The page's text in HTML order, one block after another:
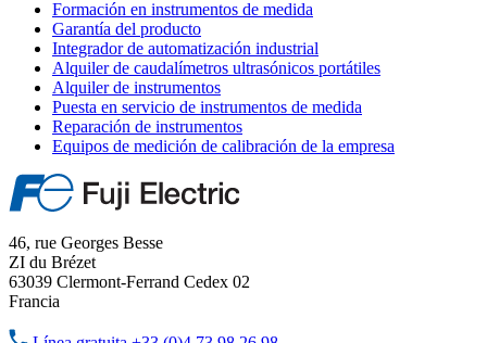
Formación en instrumentos de medida
Garantía del producto
Integrador de automatización industrial
Alquiler de caudalímetros ultrasónicos portátiles
Alquiler de instrumentos
Puesta en servicio de instrumentos de medida
Reparación de instrumentos
Equipos de medición de calibración de la empresa
46, rue Georges Besse
ZI du Brézet
63039 Clermont-Ferrand Cedex 02
Francia